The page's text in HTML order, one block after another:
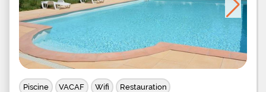
Piscine VACAF Wifi Restauration